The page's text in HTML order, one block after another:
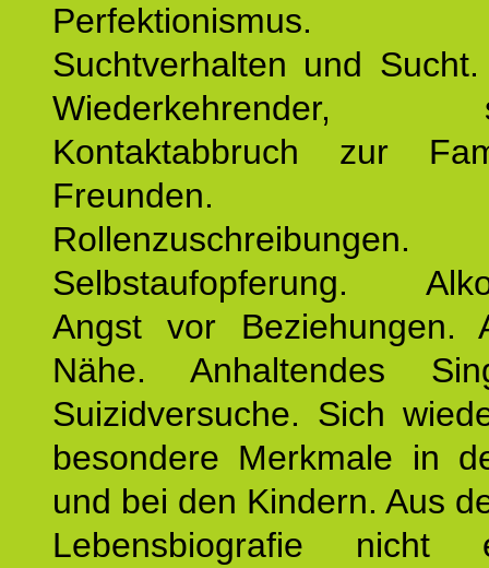
Perfektionismus.
Suchtverhalten und
Wiederkehrender,
Kontaktabbruch zur
Freunden.
Rollenzuschreibungen.
Selbstaufopferung.
Angst vor Beziehungen.
Nähe. Anhaltendes
Suizidversuche. Sich
besondere Merkmale in
und bei den Kindern. Aus
Lebensbiografie nicht